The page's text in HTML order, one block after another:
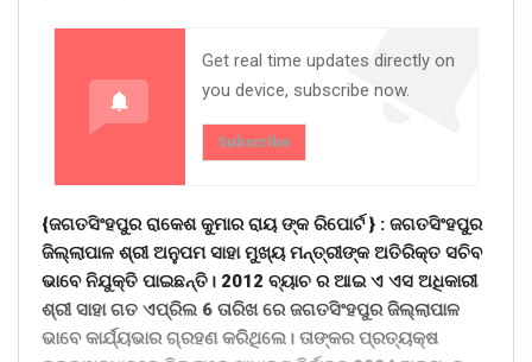
Get real time updates directly on
you device, subscribe now.
Subscribe
{ଜଗତସିଂହପୁର ରାକେଶ କୁମାର ରାୟ ଙ୍କ ରିପୋର୍ଟ } : ଜଗତସିଂହପୁର
ଜିଲ୍ଲାପାଳ ଶ୍ରୀ ଅନୁପମ ସାହା ମୁଖ୍ୟ ମନ୍ତ୍ରୀଙ୍କ ଅତିରିକ୍ତ ସଚିବ
ଭାବେ ନିଯୁକ୍ତି ପାଇଛନ୍ତି। 2012 ବ୍ୟାଚ ର ଆଇ ଏ ଏସ ଅଧିକାରୀ
ଶ୍ରୀ ସାହା ଗତ ଏପ୍ରିଲ 6 ତାରିଖ ରେ ଜଗତସିଂହପୁର ଜିଲ୍ଲାପାଳ
ଭାବେ କାର୍ଯ୍ୟଭାର ଗ୍ରହଣ କରିଥିଲେ। ତାଙ୍କର ପ୍ରତ୍ୟକ୍ଷ